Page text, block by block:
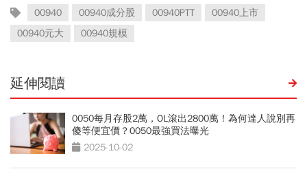
00940 00940成分股 00940PTT
00940上市
00940元大
00940規模
延伸閱讀
0050每月存股2萬，OL滾出2800萬！為何達人說別再
傻等便宜價？0050最強買法曝光
2025-10-02